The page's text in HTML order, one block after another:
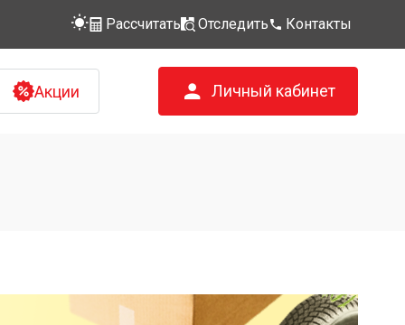
Рассчитать Отследить Контакты
Акции Личный кабинет